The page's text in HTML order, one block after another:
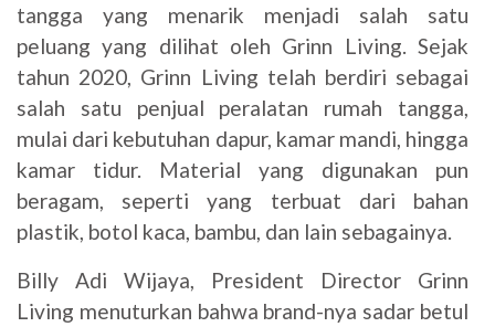
tangga yang menarik menjadi salah satu
peluang yang dilihat oleh Grinn Living. Sejak
tahun 2020, Grinn Living telah berdiri sebagai
salah satu penjual peralatan rumah tangga,
mulai dari kebutuhan dapur, kamar mandi, hingga
kamar tidur. Material yang digunakan pun
beragam, seperti yang terbuat dari bahan
plastik, botol kaca, bambu, dan lain sebagainya.
Billy Adi Wijaya, President Director Grinn
Living menuturkan bahwa brand-nya sadar betul